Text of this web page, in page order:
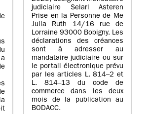
judiciaire Selarl Asteren
Prise en la Personne de Me
Julia Ruth 14/16 rue de
Lorraine 93000 Bobigny. Les
déclarations des créances
sont à adresser au
mandataire judiciaire ou sur
le portail électronique prévu
par les articles L. 814–2 et
L. 814–13 du code de
commerce dans les deux
mois de la publication au
BODACC.